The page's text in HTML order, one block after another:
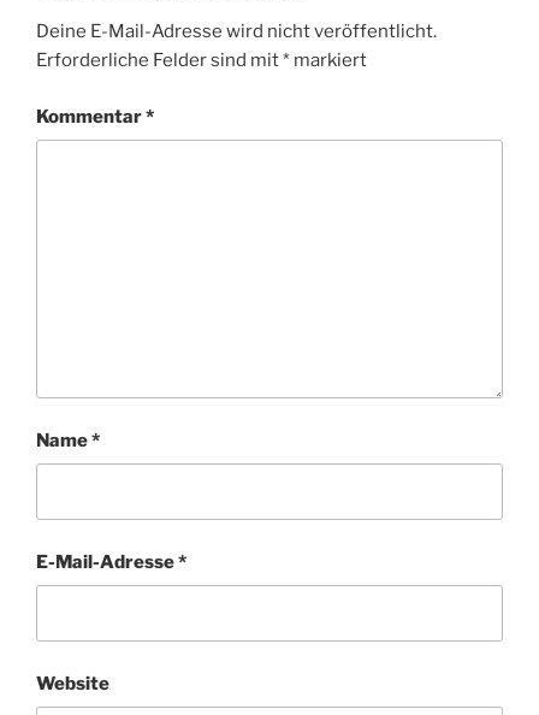
Deine E-Mail-Adresse wird nicht veröffentlicht.
Erforderliche Felder sind mit* markiert
Kommentar*
Name*
E-Mail-Adresse*
Website